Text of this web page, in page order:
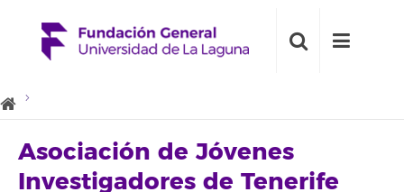
Asociación de Jóvenes
Investigadores de Tenerife